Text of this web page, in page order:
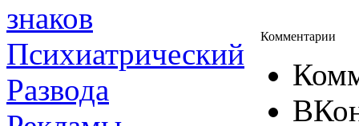
знаков
Психиатрический
Развода
Комментарии